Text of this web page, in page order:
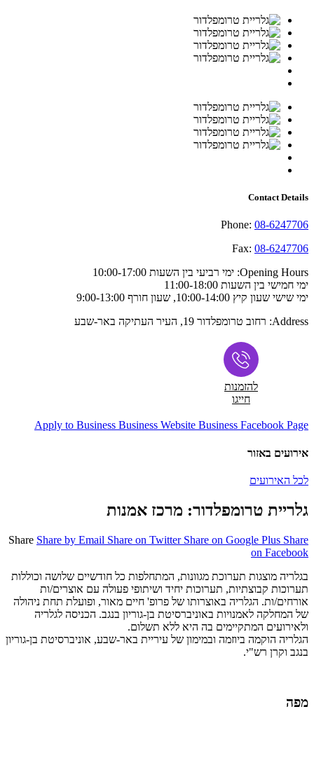
Contact Details
Phone: 08-6247706
Fax: 08-6247706
Opening Hours: ימי רביעי בין השעות 10:00-17:00
ימי חמישי בין השעות 11:00-18:00
ימי שישי שעון קיץ 10:00-14:00, שעון חורף 9:00-13:00
Address: רחוב טרומפלדור 19, העיר העתיקה באר-שבע
להזמנות
חייגו
Apply to Business Business Website Business Facebook Page
אירועים באזור
לכל האירועים
גלריית טרומפלדור: מרכז אמנות
Share Share by Email Share on Twitter Share on Google Plus Share
on Facebook
בגלריה מוצגות תערוכת מגוונות, המתחלפות כל חודשיים שלושה וכוללות
תערוכות קבוצתיות, תערוכות יחיד ושיתופי פעולה עם אוצרים/ות
אורחים/ות. הגלריה באוצרותו של פרופ' חיים מאור, ופועלת תחת ניהולה
של המחלקה לאמנויות באוניברסיטת בן-גוריון בנגב. הכניסה לגלריה
ולאירועים המתקיימים בה היא ללא תשלום.
הגלריה הוקמה ביוזמה ובמימון של עיריית באר-שבע, אוניברסיטת בן-גוריון
בנגב וקרן רש"י.
מפה